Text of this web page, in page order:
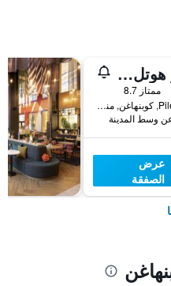
25هورز هوتل إندر باي
ممتاز 8.7
Pilestraede 65, كوبنهاغن, منطقة العاصمة كوبنهاغن, الدانمارك
عرض
الصفقة